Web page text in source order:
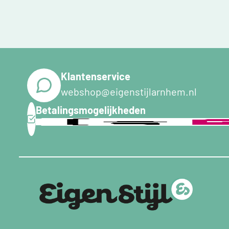
Klantenservice
webshop@eigenstijlarnhem.nl
Betalingsmogelijkheden